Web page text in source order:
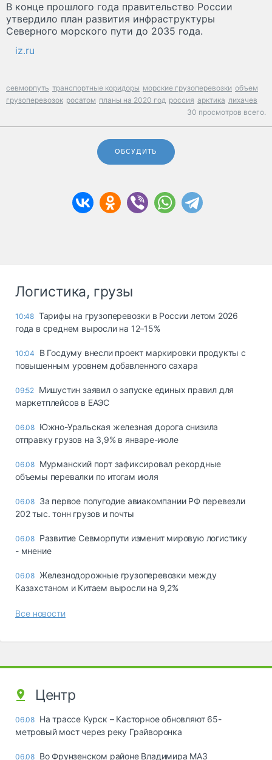
В конце прошлого года правительство России
утвердило план развития инфраструктуры
Северного морского пути до 2035 года.
iz.ru
севморпуть транспортные коридоры морские грузоперевозки объем
грузоперевозок росатом планы на 2020 год россия арктика лихачев
30 просмотров всего.
ОБСУДИТЬ
Логистика, грузы
10:48 Тарифы на грузоперевозки в России летом 2026
года в среднем выросли на 12–15%
10:04
В Госдуму внесли проект маркировки продукты с
повышенным уровнем добавленного сахара
09:52 Мишустин заявил о запуске единых правил для
маркетплейсов в ЕАЭС
06.08 Южно-Уральская железная дорога снизила
отправку грузов на 3,9% в январе-июле
06.08 Мурманский порт зафиксировал рекордные
объемы перевалки по итогам июля
06.08 За первое полугодие авиакомпании РФ перевезли
202 тыс. тонн грузов и почты
06.08 Развитие Севморпути изменит мировую логистику
- мнение
06.08 Железнодорожные грузоперевозки между
Казахстаном и Китаем выросли на 9,2%
Все новости
Центр
06.08 На трассе Курск – Касторное обновляют 65-
метровый мост через реку Грайворонка
06.08 Во Фрунзенском районе Владимира МАЗ